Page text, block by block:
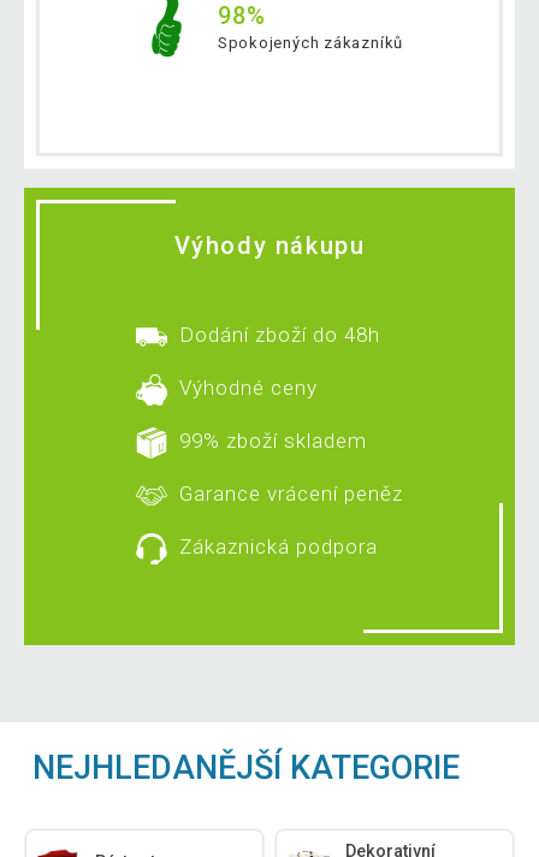
98%
Spokojených zákazníků
Výhody nákupu
Dodání zboží do 48h
Výhodné ceny
99% zboží skladem
Garance vrácení peněz
Zákaznická podpora
NEJHLEDANĚJŠÍ KATEGORIE
Dekorativní